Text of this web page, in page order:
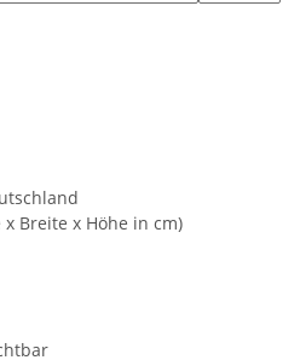
x Breite x Höhe in cm)